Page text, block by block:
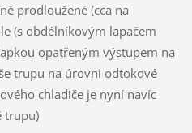
prodloužené (cca na
(s obdélníkovým lapačem
opatřeným výstupem na
trupu na úrovni odtokové
chladiče je nyní navíc
trupu)